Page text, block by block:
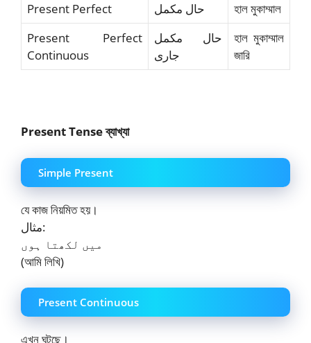
Present Perfect
حال مکمل
হাল মুকাম্মাল
Present Perfect
Continuous
حال مکمل
جاری
হাল মুকাম্মাল
জারি
Present Tense ব্যাখ্যা
Simple Present
যে কাজ নিয়মিত হয়।
مثال:
میں لکھتا ہوں
(আমি লিখি)
Present Continuous
এখন ঘটছে।